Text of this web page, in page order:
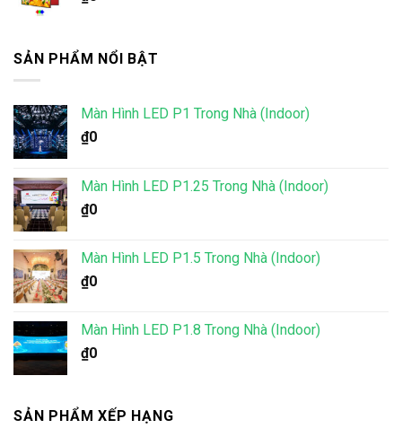
SẢN PHẨM NỔI BẬT
Màn Hình LED P1 Trong Nhà (Indoor)
₫0
Màn Hình LED P1.25 Trong Nhà (Indoor)
₫0
Màn Hình LED P1.5 Trong Nhà (Indoor)
₫0
Màn Hình LED P1.8 Trong Nhà (Indoor)
₫0
SẢN PHẨM XẾP HẠNG